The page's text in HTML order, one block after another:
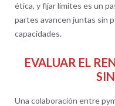
ética, y fijar límites es un
partes avancen juntas sin
capacidades.
EVALUAR EL
Una colaboración entre